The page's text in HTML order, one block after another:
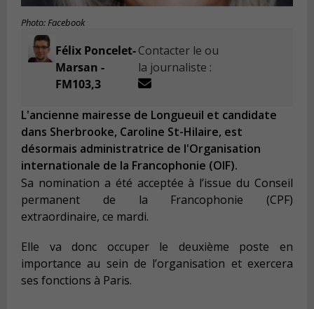
Photo: Facebook
Félix Poncelet-
Marsan -
FM103,3
Contacter le ou
la journaliste :
L'ancienne mairesse de Longueuil et candidate
dans Sherbrooke, Caroline St-Hilaire, est
désormais administratrice de l'Organisation
internationale de la Francophonie (OIF).
Sa nomination a été acceptée à l’issue du Conseil
permanent de la Francophonie (CPF)
extraordinaire, ce mardi.
Elle va donc occuper le deuxième poste en
importance au sein de l’organisation et exercera
ses fonctions à Paris.